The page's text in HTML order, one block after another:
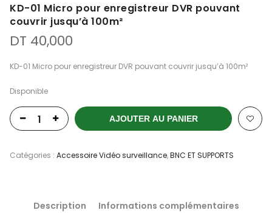
KD-01 Micro pour enregistreur DVR pouvant
couvrir jusqu’à 100m²
DT 40,000
KD-01 Micro pour enregistreur DVR pouvant couvrir jusqu’à 100m²
Disponible
AJOUTER AU PANIER
Catégories : Accessoire Vidéo surveillance,BNC ET SUPPORTS
Description
Informations complémentaires